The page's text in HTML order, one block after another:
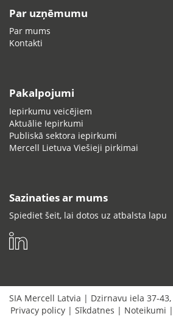
Par uzņēmumu
Par mums
Kontakti
Pakalpojumi
Iepirkumu veicējiem
Aktuālie Iepirkumi
Publiskā sektora iepirkumi
Mercell Lietuva Viešieji pirkimai
Sazinaties ar mums
Spiediet šeit, lai dotos uz atbalsta lapu
SIA Mercell Latvia | Dzirnavu iela 37-43,
Privacy policy | Sīkdatnes | Noteikumi |